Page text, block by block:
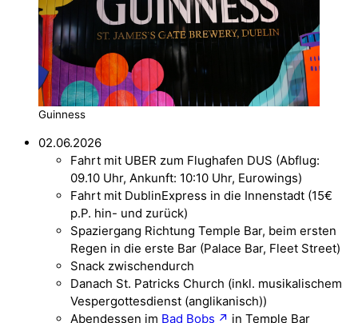
Guinness
02.06.2026
Fahrt mit UBER zum Flughafen DUS (Abflug:
09.10 Uhr, Ankunft: 10:10 Uhr, Eurowings)
Fahrt mit DublinExpress in die Innenstadt (15€
p.P. hin- und zurück)
Spaziergang Richtung Temple Bar, beim ersten
Regen in die erste Bar (Palace Bar, Fleet Street)
Snack zwischendurch
Danach St. Patricks Church (inkl. musikalischem
Vespergottesdienst (anglikanisch))
Abendessen im Bad Bobs
in Temple Bar